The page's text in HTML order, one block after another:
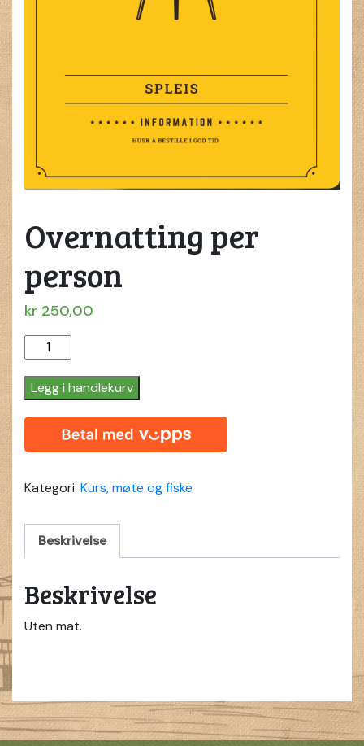
Overnatting per
person
kr 250,00
Overnatting
per
person
quantity
Legg i handlekurv
Kategori: Kurs, møte og fiske
Beskrivelse
Beskrivelse
Uten mat.